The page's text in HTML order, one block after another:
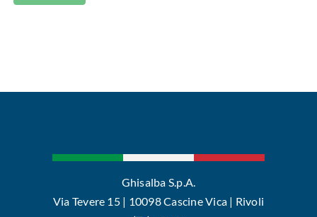
Ghisalba S.p.A.
Via Tevere 15 | 10098 Cascine Vica | Rivoli